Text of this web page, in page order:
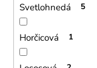
Svetlohnedá 5
Horčicová 1